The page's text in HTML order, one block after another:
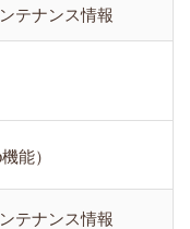
テナンス情報
能）
テナンス情報